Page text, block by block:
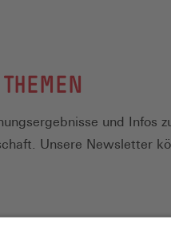
und Infos
Unsere Newsletter